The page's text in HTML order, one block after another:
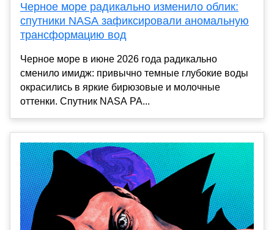
Черное море радикально изменило облик:
спутники NASA зафиксировали аномальную
трансформацию вод
Черное море в июне 2026 года радикально
сменило имидж: привычно темные глубокие воды
окрасились в яркие бирюзовые и молочные
оттенки. Спутник NASA PA...